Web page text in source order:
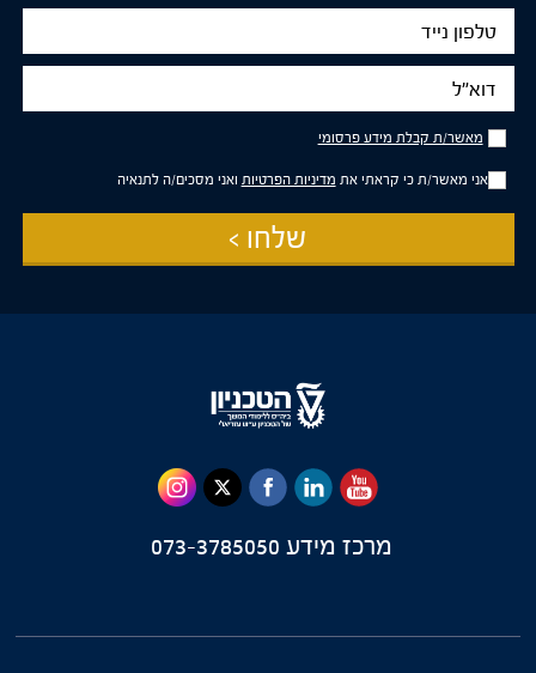
נייד
מאשר/ת
קבלת
מידע
פרסומי
מאשר/ת קבלת מידע פרסומי
אני מאשר/ת כי קראתי את מדיניות הפרטיות ואני מסכים/ה לתנאיה
שלחו >
מרכז מידע